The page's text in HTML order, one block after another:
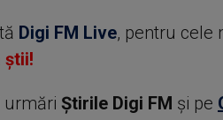
Digi FM Live, pentru cele
știi!
urmări Știrile Digi FM şi pe